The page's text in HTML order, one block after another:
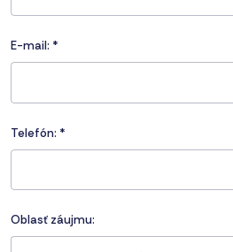
E-mail: *
Telefón: *
Oblasť záujmu: